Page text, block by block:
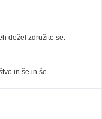
dežel združite se.
in še in še...